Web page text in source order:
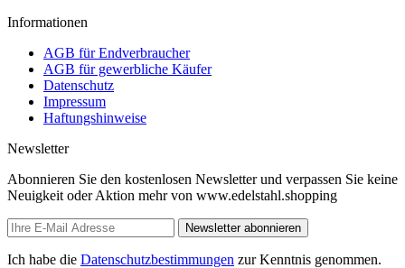
Informationen
AGB für Endverbraucher
AGB für gewerbliche Käufer
Datenschutz
Impressum
Haftungshinweise
Newsletter
Abonnieren Sie den kostenlosen Newsletter und verpassen Sie keine
Neuigkeit oder Aktion mehr von www.edelstahl.shopping
Newsletter abonnieren
Ich habe die Datenschutzbestimmungen zur Kenntnis genommen.